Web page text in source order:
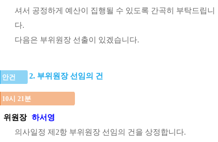
셔서 공정하게 예산이 집행될 수 있도록 간곡히 부탁드립니
다.
다음은 부위원장 선출이 있겠습니다.
안건 2. 부위원장 선임의 건
10시 21분
위원장 하서영
의사일정 제2항 부위원장 선임의 건을 상정합니다.